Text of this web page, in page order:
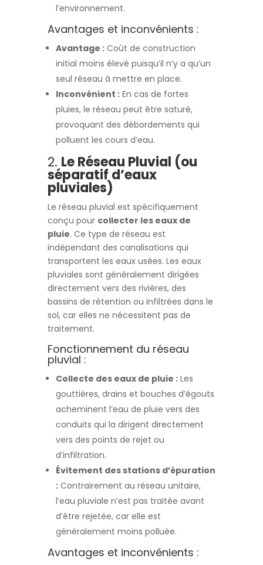
l’environnement.
Avantages et inconvénients :
Avantage : Coût de construction
initial moins élevé puisqu’il n’y a qu’un
seul réseau à mettre en place.
Inconvénient : En cas de fortes
pluies, le réseau peut être saturé,
provoquant des débordements qui
polluent les cours d’eau.
2. Le Réseau Pluvial (ou
séparatif d’eaux
pluviales)
Le réseau pluvial est spécifiquement
conçu pour collecter les eaux de
pluie. Ce type de réseau est
indépendant des canalisations qui
transportent les eaux usées. Les eaux
pluviales sont généralement dirigées
directement vers des rivières, des
bassins de rétention ou infiltrées dans le
sol, car elles ne nécessitent pas de
traitement.
Fonctionnement du réseau
pluvial :
Collecte des eaux de pluie : Les
gouttières, drains et bouches d’égouts
acheminent l’eau de pluie vers des
conduits qui la dirigent directement
vers des points de rejet ou
d’infiltration.
Évitement des stations d’épuration
: Contrairement au réseau unitaire,
l’eau pluviale n’est pas traitée avant
d’être rejetée, car elle est
généralement moins polluée.
Avantages et inconvénients :